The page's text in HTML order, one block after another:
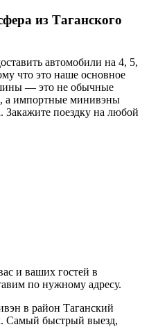
из Таганского
автомобили на 4, 5,
что это наше основное
— это не обычные
а импортные минивэны
Закажите поездку на любой
и ваших гостей в
по нужному адресу.
в район Таганский
Самый быстрый выезд,